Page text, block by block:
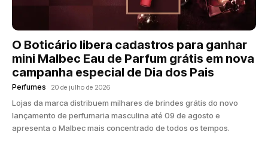
O Boticário libera cadastros para ganhar
mini Malbec Eau de Parfum grátis em nova
campanha especial de Dia dos Pais
Perfumes 20 de julho de 2026
Lojas da marca distribuem milhares de brindes grátis do novo
lançamento de perfumaria masculina até 09 de agosto e
apresenta o Malbec mais concentrado de todos os tempos.